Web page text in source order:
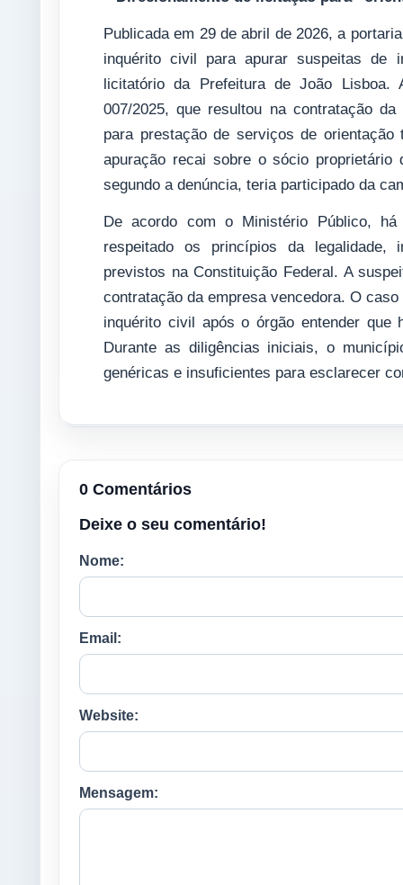
Publicada em 29 de abril de 2026, a
inquérito civil para apurar suspeitas de
licitatório da Prefeitura de João Lisboa.
007/2025, que resultou na contratação
para prestação de serviços de
apuração recai sobre o sócio
segundo a denúncia, teria participado da
De acordo com o Ministério Público,
respeitado os princípios da legalidade,
previstos na Constituição Federal. A
contratação da empresa vencedora. O
inquérito civil após o órgão entender que
Durante as diligências iniciais, o
genéricas e insuficientes para esclarecer
0 Comentários
Deixe o seu comentário!
Nome:
Email:
Website:
Mensagem: